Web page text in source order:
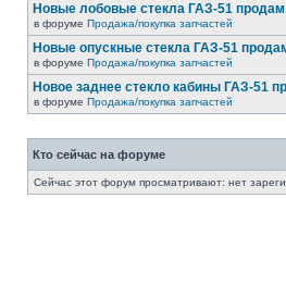
Новые лобовые стекла ГАЗ-51 продам
в форуме Продажа/покупка запчастей
Новые опускные стекла ГАЗ-51
в форуме Продажа/покупка запчастей
Новое заднее стекло кабины ГАЗ-51
в форуме Продажа/покупка запчастей
Кто сейчас на форуме
Сейчас этот форум просматривают: нет